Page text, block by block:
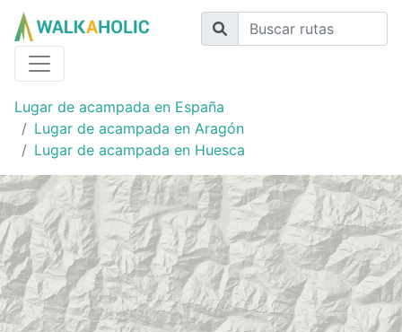
Lugar de acampada en España
Lugar de acampada en Aragón
Lugar de acampada en Huesca